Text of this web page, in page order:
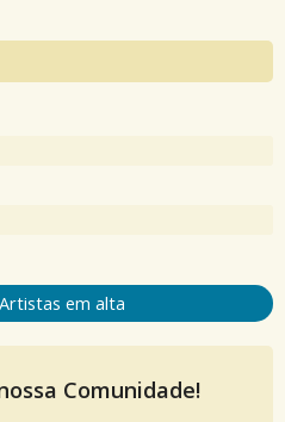
em alta
Comunidade!